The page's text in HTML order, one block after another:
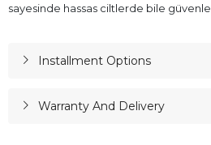
sayesinde hassas ciltlerde bile güvenle
Installment Options
Warranty And Delivery